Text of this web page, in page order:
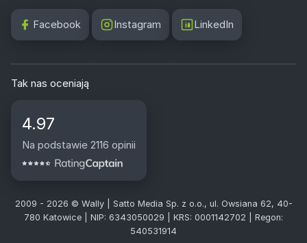
Facebook Instagram LinkedIn
Tak nas oceniają
4.97
Na podstawie 2116 opinii
2009 - 2026 © Wally | Satto Media Sp. z o.o., ul. Owsiana 62, 40-
780 Katowice | NIP: 6343050029 | KRS: 0001142702 | Regon:
540531914